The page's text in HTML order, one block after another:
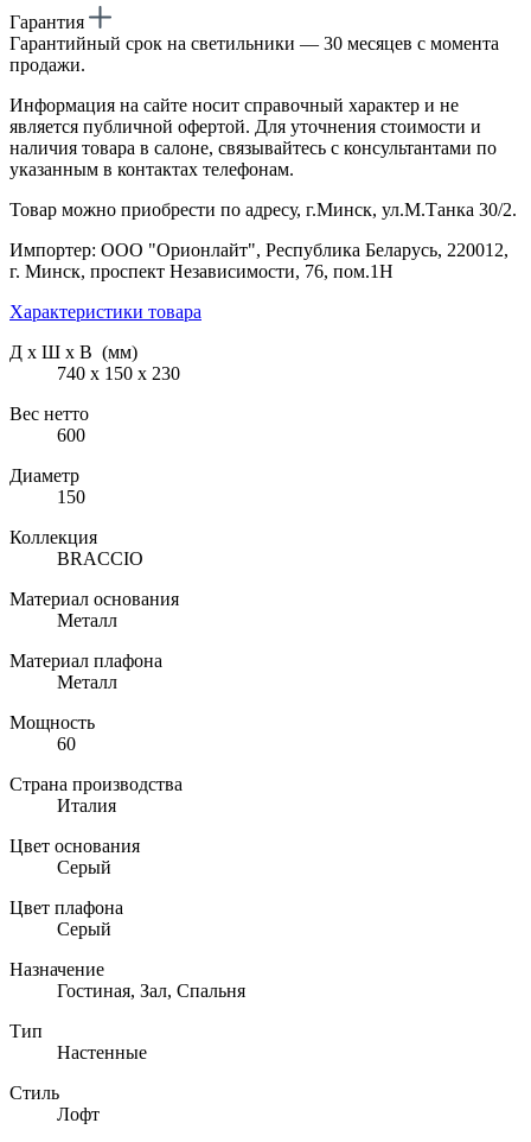
Гарантия
Гарантийный срок на светильники — 30 месяцев с момента
продажи.
Информация на сайте носит справочный характер и не
является публичной офертой. Для уточнения стоимости и
наличия товара в салоне, связывайтесь с консультантами по
указанным в контактах телефонам.
Товар можно приобрести по адресу, г.Минск, ул.М.Танка 30/2.
Импортер: ООО "Орионлайт", Республика Беларусь, 220012,
г. Минск, проспект Независимости, 76, пом.1Н
Характеристики товара
Д х Ш х В (мм)
740 х 150 х 230
Вес нетто
600
Диаметр
150
Коллекция
BRACCIO
Материал основания
Металл
Материал плафона
Металл
Мощность
60
Страна производства
Италия
Цвет основания
Серый
Цвет плафона
Серый
Назначение
Гостиная, Зал, Спальня
Тип
Настенные
Стиль
Лофт